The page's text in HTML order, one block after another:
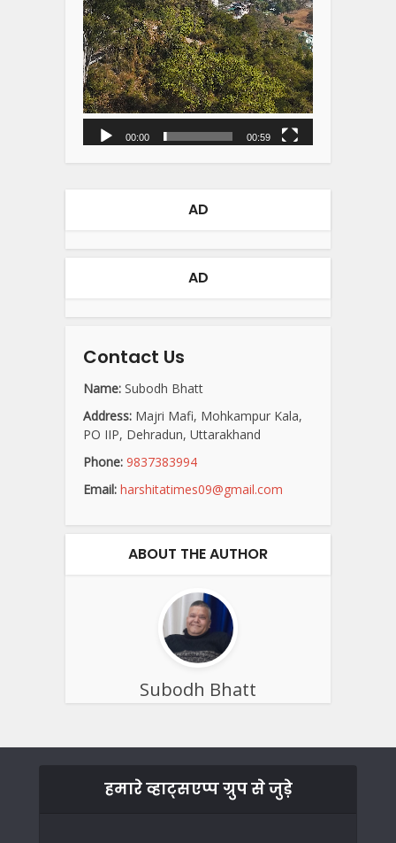
00:00 00:59
AD
AD
Contact Us
Name: Subodh Bhatt
Address: Majri Mafi, Mohkampur Kala,
PO IIP, Dehradun, Uttarakhand
Phone: 9837383994
Email: harshitatimes09@gmail.com
ABOUT THE AUTHOR
Subodh Bhatt
हमारे व्हाट्सएप्प ग्रुप से जुड़े